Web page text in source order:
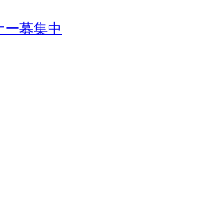
ー募集中